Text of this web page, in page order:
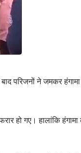
परिजनों ने जमकर
हो गए। हालांकि